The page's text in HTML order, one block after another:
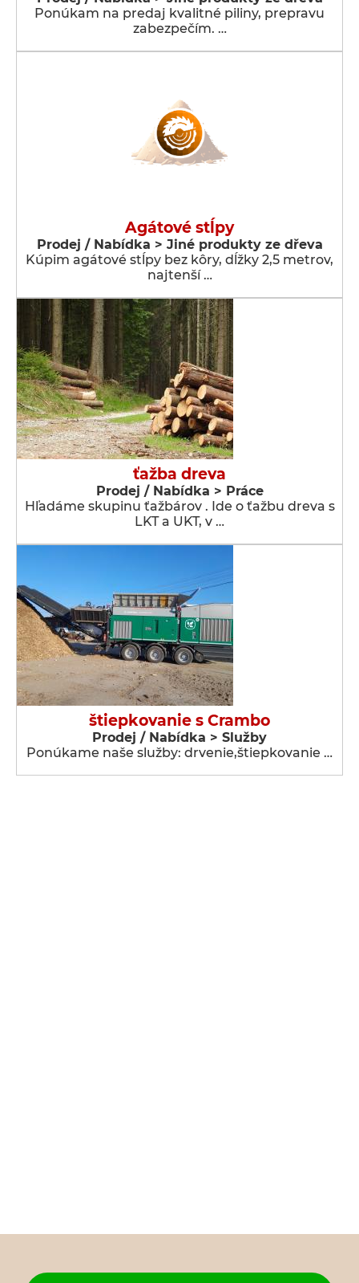
Ponúkam na predaj kvalitné piliny, prepravu
zabezpečím. …
Agátové stĺpy
Prodej / Nabídka > Jiné produkty ze dřeva
Kúpim agátové stĺpy bez kôry, dĺžky 2,5 metrov,
najtenší …
ťažba dreva
Prodej / Nabídka > Práce
Hľadáme skupinu ťažbárov . Ide o ťažbu dreva s
LKT a UKT, v …
štiepkovanie s Crambo
Prodej / Nabídka > Služby
Ponúkame naše služby: drvenie,štiepkovanie …